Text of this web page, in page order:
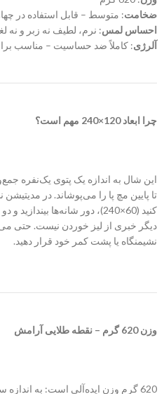
ضخامت: متوسط – قابل استفاده در
احساس لمس: نرم، لطیف نه زبر و نه
آلرژی: کاملاً ضد حساسیت – مناسب
چرا ابعاد 120×240 مهم است؟
این شال به اندازه یک پتوی یک‌نفره
تا پایین مچ پا را می‌پوشاند. در
کنید (60×240)، دور شانه‌ها
دیگر خبری از لیز خوردن نیست. حتی
نشیمنگاه یا پشت کمر خود قرار دهید.
وزن 620 گرم – نقطه طلایی آرامش
620 گرم وزن ایده‌آلی است: به